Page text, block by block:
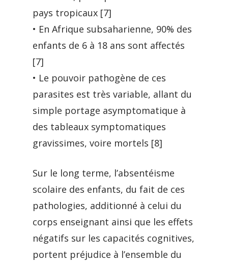
pays tropicaux [7]
• En Afrique subsaharienne, 90% des
enfants de 6 à 18 ans sont affectés
[7]
• Le pouvoir pathogène de ces
parasites est très variable, allant du
simple portage asymptomatique à
des tableaux symptomatiques
gravissimes, voire mortels [8]
Sur le long terme, l’absentéisme
scolaire des enfants, du fait de ces
pathologies, additionné à celui du
corps enseignant ainsi que les effets
négatifs sur les capacités cognitives,
portent préjudice à l’ensemble du